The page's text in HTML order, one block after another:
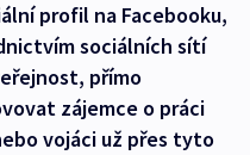
profil na Facebooku,
sociálních sítí
přímo
zájemce o práci
vojáci už přes tyto